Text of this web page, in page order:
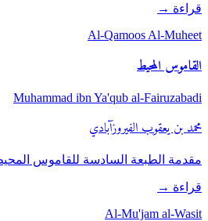
قراءة →
Al-Qamoos Al-Muheet
القاموس المحيط
Muhammad ibn Ya'qub al-Fairuzabadi
محمد بن يعقوب الفيروزآبادي
مقدمة الطبعة السادسة للقاموس
قراءة →
Al-Mu'jam al-Wasit